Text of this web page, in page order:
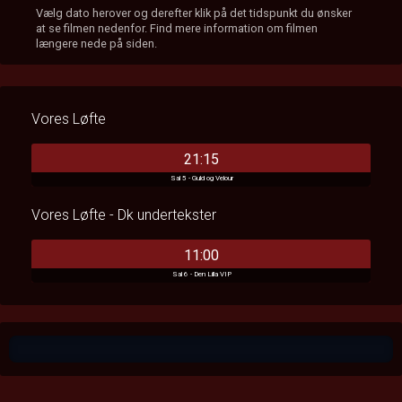
Vælg dato herover og derefter klik på det tidspunkt du ønsker
at se filmen nedenfor. Find mere information om filmen
længere nede på siden.
Vores Løfte
Sal 5 - Guld og Velour
21:15
Vores Løfte - Dk undertekster
Sal 6 - Den Lilla VIP
11:00